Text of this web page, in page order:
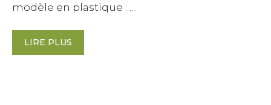
modèle en plastique : …
LIRE PLUS